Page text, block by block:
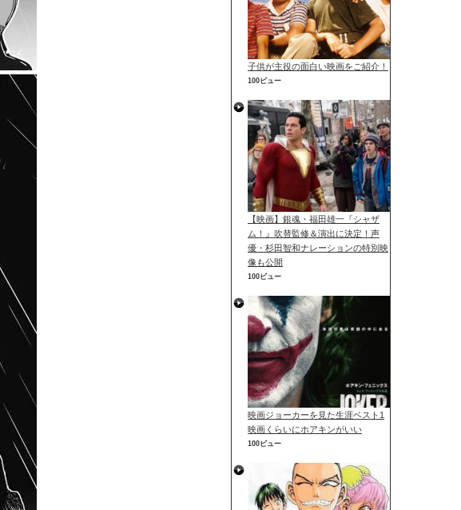
子供が主役の面白い映画をご紹介！
100ビュー
【映画】銀魂・福田雄一『シャザ
ム！』吹替監修＆演出に決定！声
優・杉田智和ナレーションの特別映
像も公開
100ビュー
映画ジョーカーを見た生涯ベスト1
映画くらいにホアキンがいい
100ビュー